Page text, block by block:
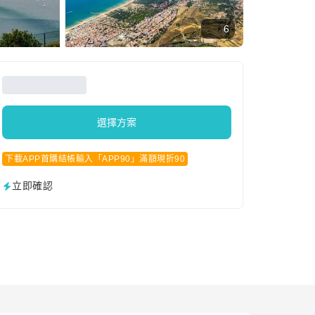
6
選擇方案
下載APP首購結帳輸入「APP90」滿額現折90
立即確認